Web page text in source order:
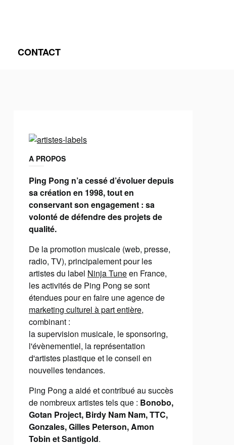
CONTACT
A PROPOS
Ping Pong n’a cessé d’évoluer depuis
sa création en 1998, tout en
conservant son engagement : sa
volonté de défendre des projets de
qualité.
De la promotion musicale (web, presse,
radio, TV), principalement pour les
artistes du label Ninja Tuneen France,
les activités de Ping Pong se sont
étendues pour en faire une agence de
marketing culturel à part entière,
combinant :
la supervision musicale, le sponsoring,
l'évènementiel, la représentation
d'artistes plastique et le conseil en
nouvelles tendances.
Ping Pong a aidé et contribué au succès
de nombreux artistes tels que : Bonobo,
Gotan Project, Birdy Nam Nam, TTC,
Gonzales, Gilles Peterson, Amon
Tobin et Santigold.